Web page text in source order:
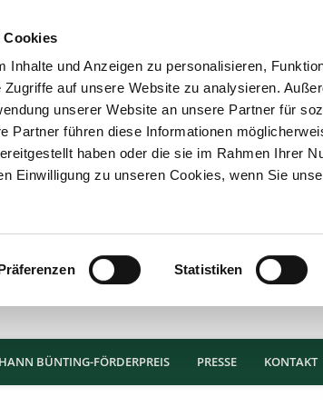
Cookies
Inhalte und Anzeigen zu personalisieren,
auf unsere Website zu analysieren.
unserer Website an unsere Partner für
Partner führen diese Informationen
haben oder die sie im Rahmen Ihrer
Einwilligung zu unseren Cookies, wenn Sie
Statistiken
BÜNTING-FÖRDERPREIS PRESSE KONTAKT